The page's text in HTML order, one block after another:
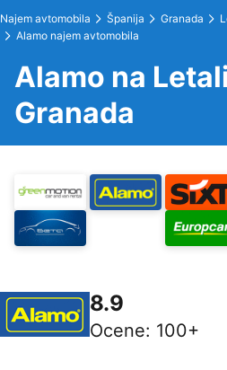
Najem avtomobila Španija Granada
Alamo najem avtomobila
Alamo na
Granada
8.9
Ocene: 100+